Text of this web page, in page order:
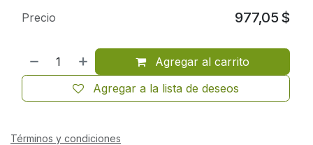
Agregar al carrito
Agregar a la lista de deseos
Precio 977,05 $
Términos y condiciones